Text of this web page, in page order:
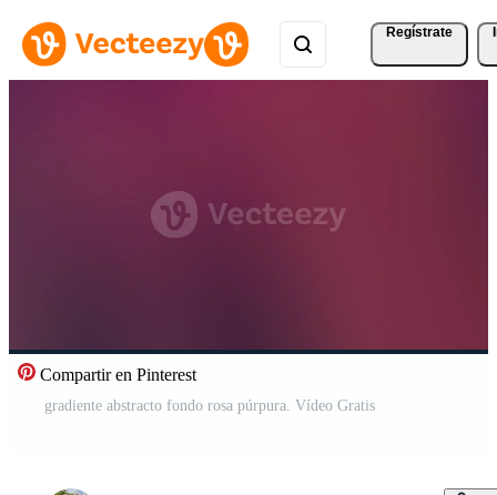
Regístrate
Compartir en Pinterest
gradiente abstracto fondo rosa púrpura. Vídeo Gratis